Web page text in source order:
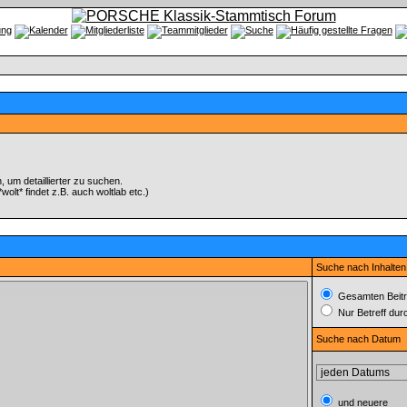
um detaillierter zu suchen.
findet z.B. auch woltlab etc.)
Suche nach Inhalten
Gesamten
Nur Betreff
Suche nach Datum
und neuere